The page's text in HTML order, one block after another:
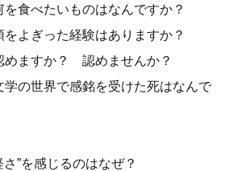
を食べたいものはなんですか？
をよぎった経験はありますか？
めますか？ 認めませんか？
学の世界で感銘を受けた死はなんで
さ”を感じるのはなぜ？